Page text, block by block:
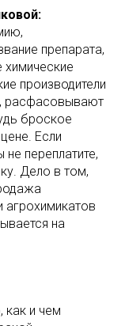
препарата,
химические
производители
расфасовывают
броское
Если
переплатите,
Дело в том,
агрохимикатов
на
как и чем